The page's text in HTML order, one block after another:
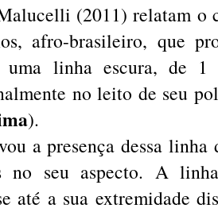
(2011) relatam o
afro-brasileiro, que
uma linha escura, de 1
no leito de seu
).
a presença dessa
no seu aspecto. A
até a sua extremidade